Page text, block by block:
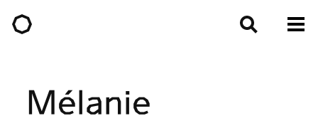
Mélanie